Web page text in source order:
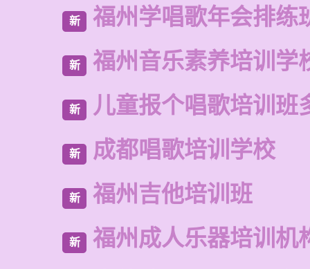
新 福州学唱歌年会排练
新 福州音乐素养培训学
新 儿童报个唱歌培训班
新 成都唱歌培训学校
新 福州吉他培训班
新 福州成人乐器培训机